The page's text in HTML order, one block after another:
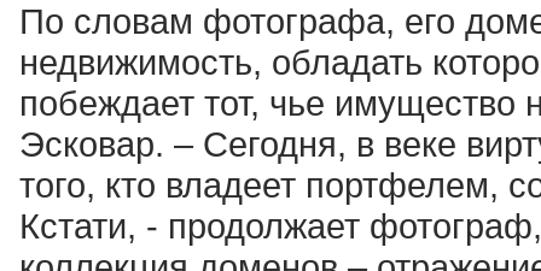
По словам фотографа, его
недвижимость, обладать
побеждает тот, чье
Эсковар. – Сегодня, в веке
того, кто владеет портфелем,
Кстати, - продолжает